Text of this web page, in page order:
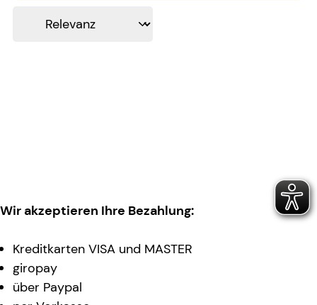
Wir akzeptieren Ihre Bezahlung:
Kreditkarten VISA und MASTER
giropay
über Paypal